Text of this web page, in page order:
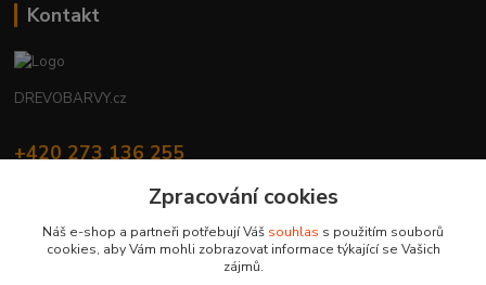
Kontakt
DREVOBARVY.cz
+420 273 136 255
Zpracování cookies
Náš e-shop a partneři potřebují Váš souhlas s použitím souborů
cookies, aby Vám mohli zobrazovat informace týkající se Vašich
zájmů.